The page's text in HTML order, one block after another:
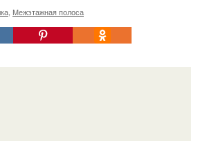
Межэтажная полоса